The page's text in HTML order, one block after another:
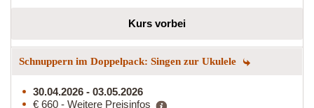
Kurs vorbei
Schnuppern im Doppelpack: Singen zur Ukulele
30.04.2026 - 03.05.2026
€ 660 - Weitere Preisinfos